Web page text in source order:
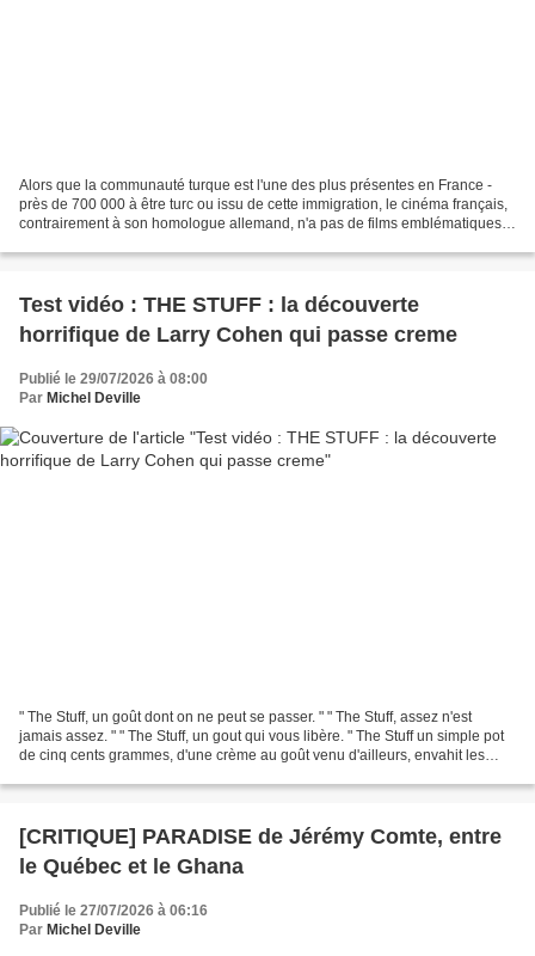
Alors que la communauté turque est l'une des plus présentes en France -
près de 700 000 à être turc ou issu de cette immigration, le cinéma français,
contrairement à son homologue allemand, n'a pas de films emblématiques
Test vidéo : THE STUFF : la découverte
horrifique de Larry Cohen qui passe creme
Publié le 29/07/2026 à 08:00
Par Michel Deville
" The Stuff, un goût dont on ne peut se passer. " " The Stuff, assez n'est
jamais assez. " " The Stuff, un gout qui vous libère. " The Stuff un simple pot
de cinq cents grammes, d'une crème au goût venu d'ailleurs, envahit les
[CRITIQUE] PARADISE de Jérémy Comte, entre
le Québec et le Ghana
Publié le 27/07/2026 à 06:16
Par Michel Deville